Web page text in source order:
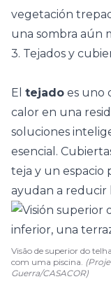
vegetación
una sombra aún
3. Tejados y
El tejado es uno
calor en una
soluciones
esencial.
teja y un espacio
ayudan a reducir
Visão de superior do
com uma piscina.
Guerra/CASACOR)